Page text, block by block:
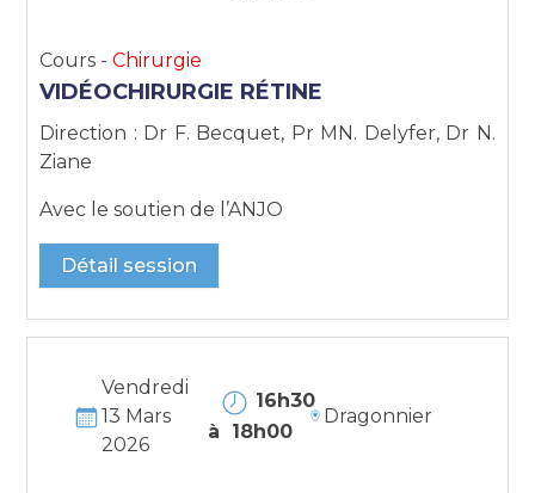
Cours -Chirurgie
VIDÉOCHIRURGIE RÉTINE
Direction : Dr F. Becquet, Pr MN. Delyfer, Dr N.
Ziane
Avec le soutien de l’ANJO
Détail session
Vendredi
13 Mars
2026
16h30
à 18h00
Dragonnier